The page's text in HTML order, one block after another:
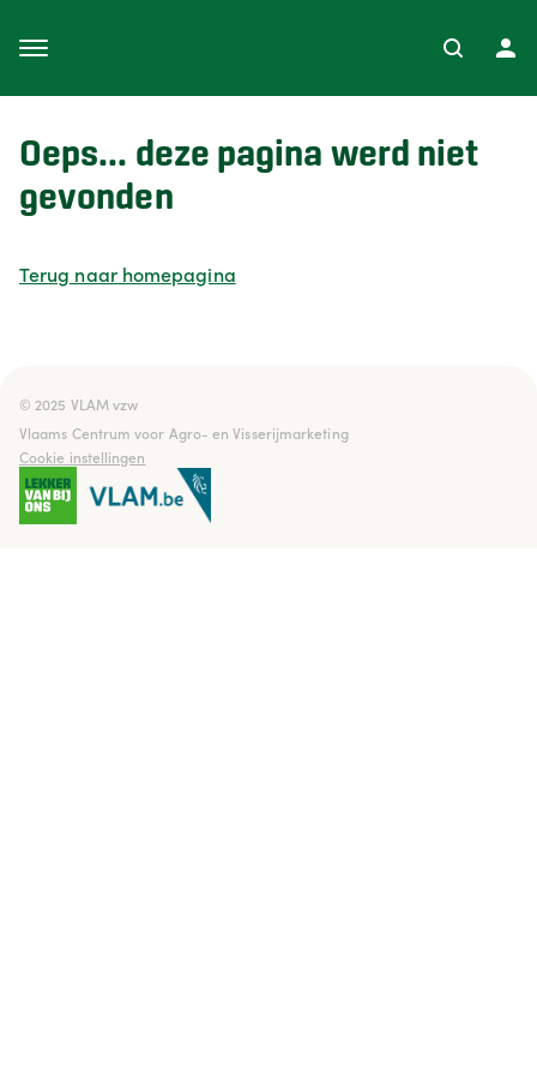
Oeps... deze pagina werd niet
gevonden
Terug naar homepagina
© 2025 VLAM vzw
Vlaams Centrum voor Agro- en Visserijmarketing
Cookie instellingen